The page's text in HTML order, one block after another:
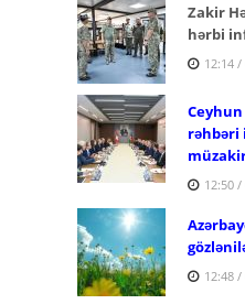
Zakir
hərbi
12:14 /
rəhbəri
12:50 /
12:48 /